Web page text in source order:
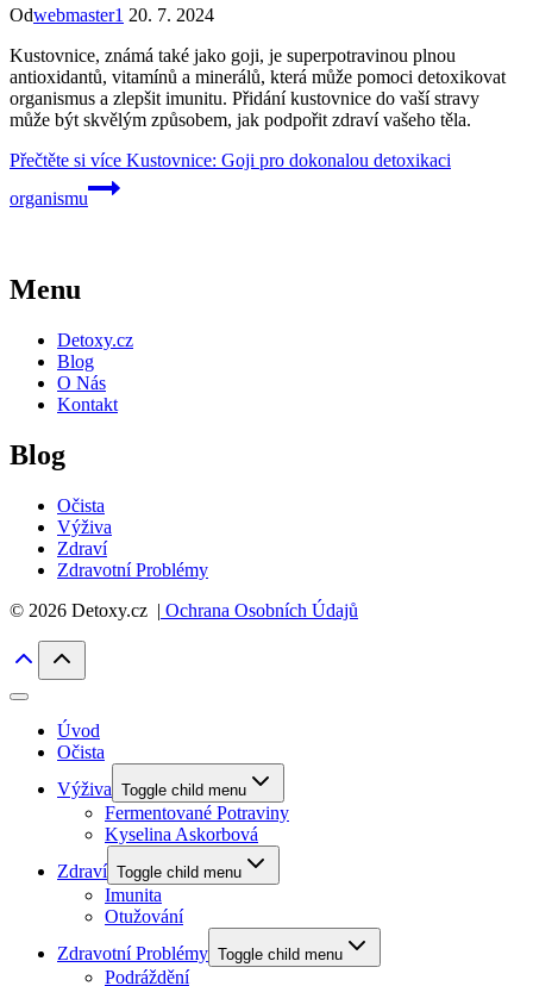
Odwebmaster1 20. 7. 2024
Kustovnice, známá také jako goji, je superpotravinou plnou
antioxidantů, vitamínů a minerálů, která může pomoci detoxikovat
organismus a zlepšit imunitu. Přidání kustovnice do vaší stravy
může být skvělým způsobem, jak podpořit zdraví vašeho těla.
Přečtěte si více Kustovnice: Goji pro dokonalou detoxikaci
organismu
Menu
Detoxy.cz
Blog
O Nás
Kontakt
Blog
Očista
Výživa
Zdraví
Zdravotní Problémy
© 2026 Detoxy.cz | Ochrana Osobních Údajů
Úvod
Očista
Výživa Toggle child menu
Fermentované Potraviny
Kyselina Askorbová
Zdraví Toggle child menu
Imunita
Otužování
Zdravotní Problémy Toggle child menu
Podráždění